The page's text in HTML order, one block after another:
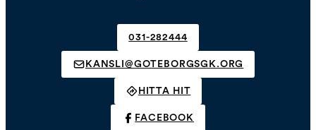
031-282444
KANSLI@GOTEBORGSGK.ORG
HITTA HIT
FACEBOOK